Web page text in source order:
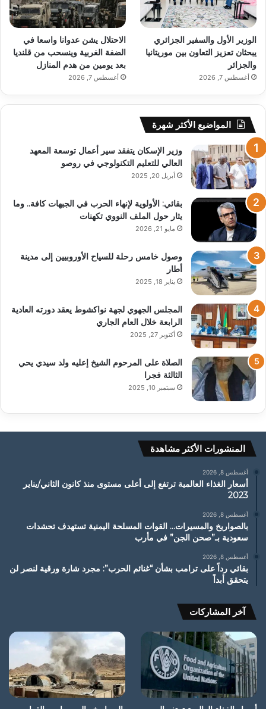
الوزير الأول والسفير الجزائري
يبحثان تعزيز التعاون بين موريتانيا
والجزائر
أغسطس 7, 2026
الاحتلال يشن عدوانا واسعا في
الضفة الغربية وينسحب من قلنديا
بعد يومين من هدم المنازل
أغسطس 7, 2026
المواضيع الأكثر شهرة
وزير الإسكان يتفقد سير أعمال توسعة المعهد
العالي للتعليم التكنولوجي في روصو
أبريل 20, 2025
بقائي: الأولوية لإنهاء الحرب في الجبهات كافة.. وما
يثار حول الملف النووي تكهنات
مايو 21, 2026
وصول خامس رحلة للسياح الأوروبيين إلى مدينة
أطار
يناير 18, 2025
المجلس الجهوي لجهة نواكشوط يعقد دورته العادية
الرابعة خلال العام الجاري
أكتوبر 27, 2025
الصلاة على المرحوم الشيخ إعليه ولد سيدي يحي
الثالثة فجرا
سبتمبر 10, 2025
المنشورات الأكثر مشاهدة
أغسطس 8, 2026
أسعار الغذاء العالمية ترتفع إلى أعلى مستوى منذ كانون الثاني/يناير
2023
أغسطس 8, 2026
بالصواريخ والمسيرات… القوات المسلحة اليمنية تستهدف تحشدات
سعودية بـ”صحن الجن” في مأرب
أغسطس 8, 2026
بقائي رداً على ترامب بشأن “غنائم الحرب”: مجرد شارة ورقية لنصر لن
يتحقق أبداً
آخر المشاركات